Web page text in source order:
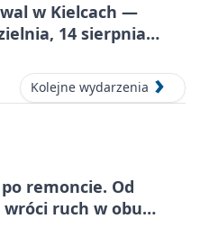
w Kielcach —
14 sierpnia
Kolejne wydarzenia
remoncie. Od
wróci ruch w obu